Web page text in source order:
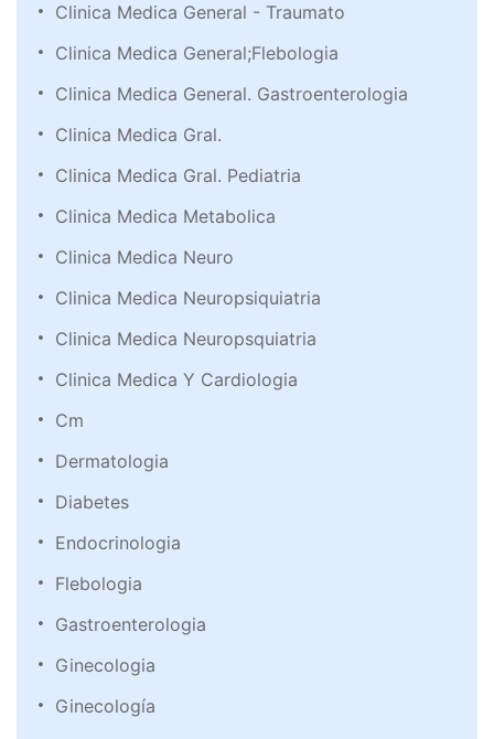
Clinica Medica General - Traumato
Clinica Medica General;Flebologia
Clinica Medica General. Gastroenterologia
Clinica Medica Gral.
Clinica Medica Gral. Pediatria
Clinica Medica Metabolica
Clinica Medica Neuro
Clinica Medica Neuropsiquiatria
Clinica Medica Neuropsquiatria
Clinica Medica Y Cardiologia
Cm
Dermatologia
Diabetes
Endocrinologia
Flebologia
Gastroenterologia
Ginecologia
Ginecología